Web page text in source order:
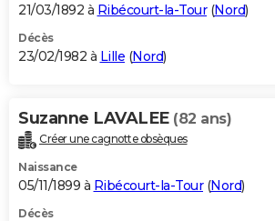
21/03/1892 à Ribécourt-la-Tour(Nord)
Décès
23/02/1982 à Lille (Nord)
Suzanne LAVALEE (82 ans)
Créer une cagnotte obsèques
Naissance
05/11/1899 à Ribécourt-la-Tour(Nord)
Décès